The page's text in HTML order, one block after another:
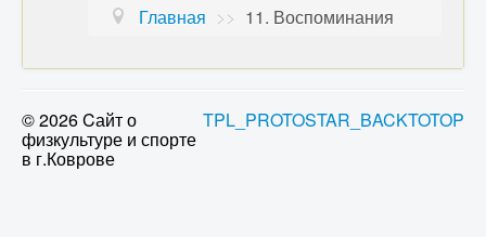
Главная >> 11. Воспоминания
TPL_PROTOSTAR_BACKTOTOP
© 2026 Cайт о
физкультуре и спорте
в г.Коврове